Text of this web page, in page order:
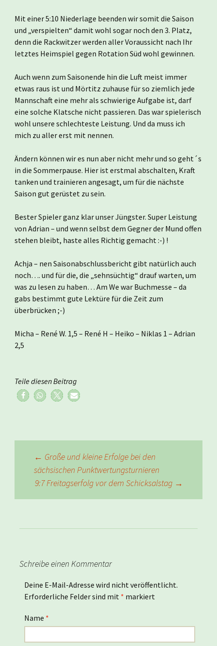
Mit einer 5:10 Niederlage beenden wir somit die Saison
und „verspielten“ damit wohl sogar noch den 3. Platz,
denn die Rackwitzer werden aller Voraussicht nach Ihr
letztes Heimspiel gegen Rotation Süd wohl gewinnen.
Auch wenn zum Saisonende hin die Luft meist immer
etwas raus ist und Mörtitz zuhause für so ziemlich jede
Mannschaft eine mehr als schwierige Aufgabe ist, darf
eine solche Klatsche nicht passieren. Das war spielerisch
wohl unsere schlechteste Leistung. Und da muss ich
mich zu aller erst mit nennen.
Ändern können wir es nun aber nicht mehr und so geht´s
in die Sommerpause. Hier ist erstmal abschalten, Kraft
tanken und trainieren angesagt, um für die nächste
Saison gut gerüstet zu sein.
Bester Spieler ganz klar unser Jüngster. Super Leistung
von Adrian – und wenn selbst dem Gegner der Mund offen
stehen bleibt, haste alles Richtig gemacht :-) !
Achja – nen Saisonabschlussbericht gibt natürlich auch
noch…. und für die, die „sehnsüchtig“ drauf warten, um
was zu lesen zu haben… Am We war Buchmesse – da
gabs bestimmt gute Lektüre für die Zeit zum
überbrücken ;-)
Micha – René W. 1,5 – René H – Heiko – Niklas 1 – Adrian
2,5
Teile diesen Beitrag
Beitragsnavigation
← Große und kleine Erfolge bei den
sächsischen Punktwertungsturnieren
9:7 Freitagserfolg vor dem Schicksalstag →
Schreibe einen Kommentar
Deine E-Mail-Adresse wird nicht veröffentlicht.
Erforderliche Felder sind mit * markiert
Name *